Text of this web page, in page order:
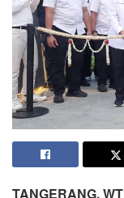
TANGERANG, WT